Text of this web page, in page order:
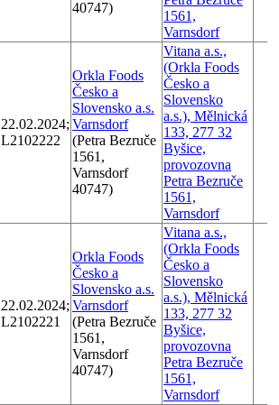
40747)
1561,
Varnsdorf
22.02.2024;
L2102222
Orkla Foods
Česko a
Slovensko a.s.
Varnsdorf
(Petra Bezruče
1561,
Varnsdorf
40747)
Vitana a.s.,
(Orkla Foods
Česko a
Slovensko
a.s.), Mělnická
133, 277 32
Byšice,
provozovna
Petra Bezruče
1561,
Varnsdorf
22.02.2024;
L2102221
Orkla Foods
Česko a
Slovensko a.s.
Varnsdorf
(Petra Bezruče
1561,
Varnsdorf
40747)
Vitana a.s.,
(Orkla Foods
Česko a
Slovensko
a.s.), Mělnická
133, 277 32
Byšice,
provozovna
Petra Bezruče
1561,
Varnsdorf